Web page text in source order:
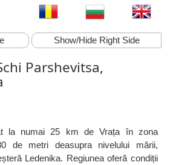
Show/Hide Right Side
Parshevitsa,
la numai 25 km de Vrața în zona
de metri deasupra nivelului mării,
Ledenika. Regiunea oferă condiții